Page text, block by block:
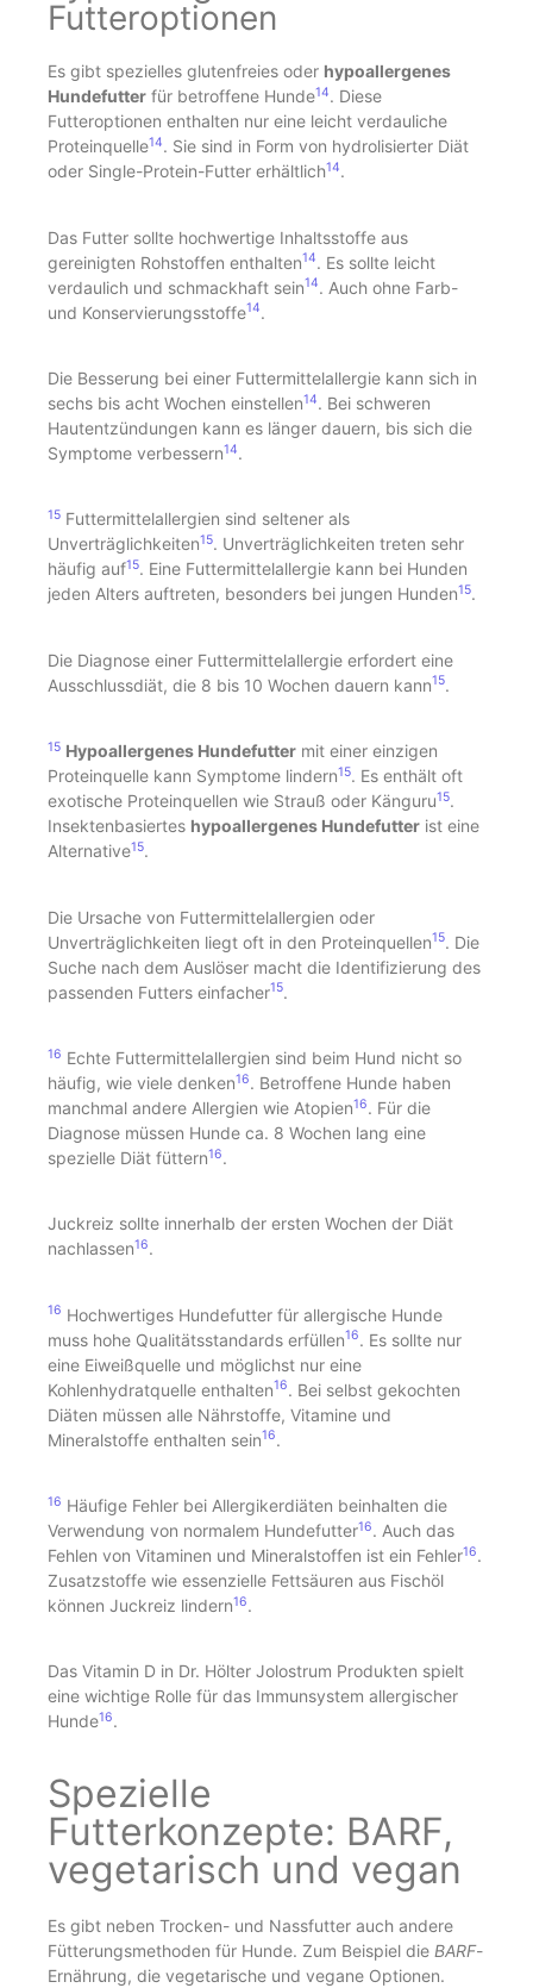
Futteroptionen
Es gibt spezielles glutenfreies oder hypoallergenes
Hundefutter für betroffene Hunde14. Diese
Futteroptionen enthalten nur eine leicht verdauliche
Proteinquelle14. Sie sind in Form von hydrolisierter Diät
oder Single-Protein-Futter erhältlich14.
Das Futter sollte hochwertige Inhaltsstoffe aus
gereinigten Rohstoffen enthalten14. Es sollte leicht
verdaulich und schmackhaft sein14. Auch ohne Farb-
und Konservierungsstoffe14.
Die Besserung bei einer Futtermittelallergie kann sich in
sechs bis acht Wochen einstellen14. Bei schweren
Hautentzündungen kann es länger dauern, bis sich die
Symptome verbessern14.
15 Futtermittelallergien sind seltener als
Unverträglichkeiten15. Unverträglichkeiten treten sehr
häufig auf15. Eine Futtermittelallergie kann bei Hunden
jeden Alters auftreten, besonders bei jungen Hunden15.
Die Diagnose einer Futtermittelallergie erfordert eine
Ausschlussdiät, die 8 bis 10 Wochen dauern kann15.
15 Hypoallergenes Hundefutter mit einer einzigen
Proteinquelle kann Symptome lindern15. Es enthält oft
exotische Proteinquellen wie Strauß oder Känguru15.
Insektenbasiertes hypoallergenes Hundefutter ist eine
Alternative15.
Die Ursache von Futtermittelallergien oder
Unverträglichkeiten liegt oft in den Proteinquellen15. Die
Suche nach dem Auslöser macht die Identifizierung des
passenden Futters einfacher15.
16 Echte Futtermittelallergien sind beim Hund nicht so
häufig, wie viele denken16. Betroffene Hunde haben
manchmal andere Allergien wie Atopien16. Für die
Diagnose müssen Hunde ca. 8 Wochen lang eine
spezielle Diät füttern16.
Juckreiz sollte innerhalb der ersten Wochen der Diät
nachlassen16.
16 Hochwertiges Hundefutter für allergische Hunde
muss hohe Qualitätsstandards erfüllen16. Es sollte nur
eine Eiweißquelle und möglichst nur eine
Kohlenhydratquelle enthalten16. Bei selbst gekochten
Diäten müssen alle Nährstoffe, Vitamine und
Mineralstoffe enthalten sein16.
16 Häufige Fehler bei Allergikerdiäten beinhalten die
Verwendung von normalem Hundefutter16. Auch das
Fehlen von Vitaminen und Mineralstoffen ist ein Fehler16.
Zusatzstoffe wie essenzielle Fettsäuren aus Fischöl
können Juckreiz lindern16.
Das Vitamin D in Dr. Hölter Jolostrum Produkten spielt
eine wichtige Rolle für das Immunsystem allergischer
Hunde16.
Spezielle
Futterkonzepte: BARF,
vegetarisch und vegan
Es gibt neben Trocken- und Nassfutter auch andere
Fütterungsmethoden für Hunde. Zum Beispiel die BARF-
Ernährung, die vegetarische und vegane Optionen.